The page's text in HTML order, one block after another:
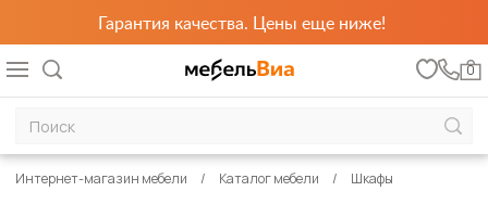
Гарантия качества. Цены еще ниже!
0
Интернет-магазин мебели Каталог мебели Шкафы